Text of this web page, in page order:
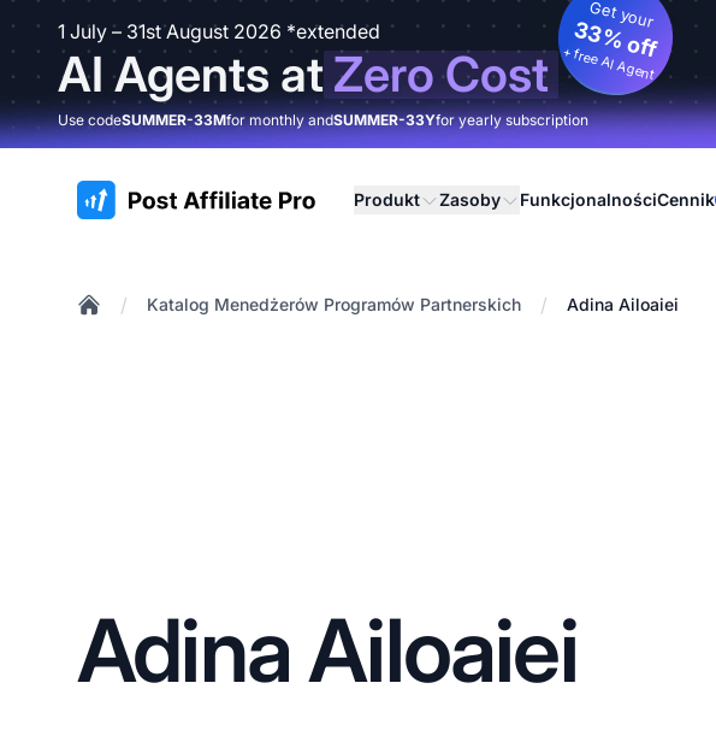
1 July – 31st August 2026 *extended
AI Agents atZero Cost
Get your
33% off
+ free AI Agent
Use codeSUMMER-33Mfor monthly andSUMMER-33Yfor yearly subscription
:site.title Produkt Zasoby FunkcjonalnościCennik
/ Katalog Menedżerów Programów Partnerskich / Adina Ailoaiei
Adina Ailoaiei